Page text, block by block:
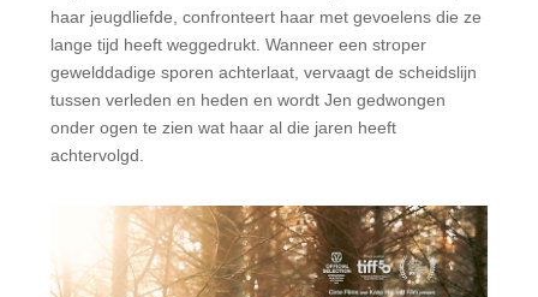
haar jeugdliefde, confronteert haar met gevoelens die ze
lange tijd heeft weggedrukt. Wanneer een stroper
gewelddadige sporen achterlaat, vervaagt de scheidslijn
tussen verleden en heden en wordt Jen gedwongen
onder ogen te zien wat haar al die jaren heeft
achtervolgd.